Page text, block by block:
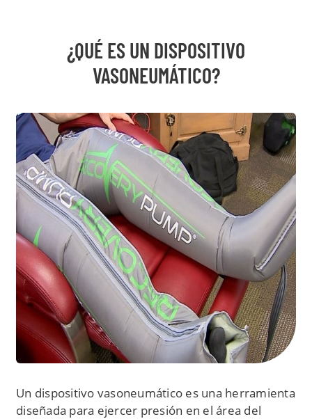
¿QUÉ ES UN DISPOSITIVO
VASONEUMÁTICO?
Un dispositivo vasoneumático es una herramienta
diseñada para ejercer presión en el área del